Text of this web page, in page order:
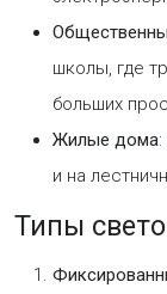
школы, где
больших
Жилые дома
и на
Типы